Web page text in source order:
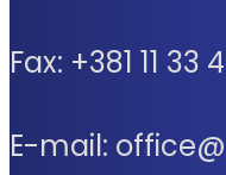
Fax: +381 11 33
E-mail: